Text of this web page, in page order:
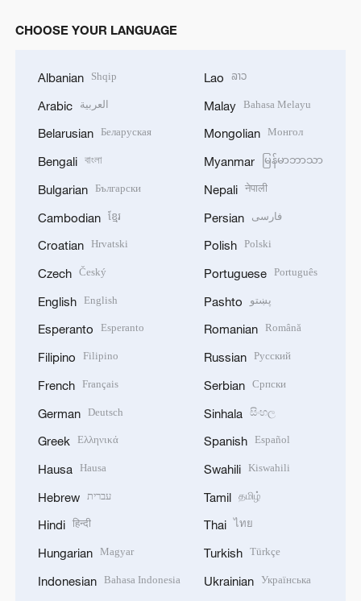
CHOOSE YOUR LANGUAGE
Albanian Shqip
Arabic العربية
Belarusian Беларуская
Bengali বাংলা
Bulgarian Български
Cambodian ខ្មែរ
Croatian Hrvatski
Czech Český
English English
Esperanto Esperanto
Filipino Filipino
French Français
German Deutsch
Greek Ελληνικά
Hausa Hausa
Hebrew עברית
Hindi हिन्दी
Hungarian Magyar
Indonesian Bahasa Indonesia
Lao ລາວ
Malay Bahasa Melayu
Mongolian Монгол
Myanmar မြန်မာဘာသာ
Nepali नेपाली
Persian فارسی
Polish Polski
Portuguese Português
Pashto پښتو
Romanian Română
Russian Русский
Serbian Српски
Sinhala සිංහල
Spanish Español
Swahili Kiswahili
Tamil தமிழ்
Thai ไทย
Turkish Türkçe
Ukrainian Українська